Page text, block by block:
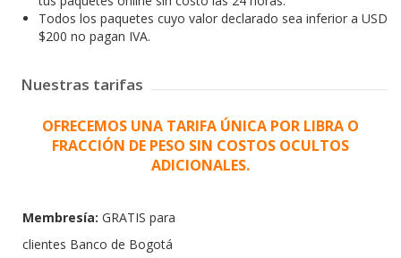
Todos los paquetes cuyo valor declarado sea inferior a USD
$200 no pagan IVA.
Nuestras tarifas
OFRECEMOS UNA TARIFA ÚNICA POR LIBRA O
FRACCIÓN DE PESO SIN COSTOS OCULTOS
ADICIONALES.
Membresía: GRATIS para
clientes Banco de Bogotá